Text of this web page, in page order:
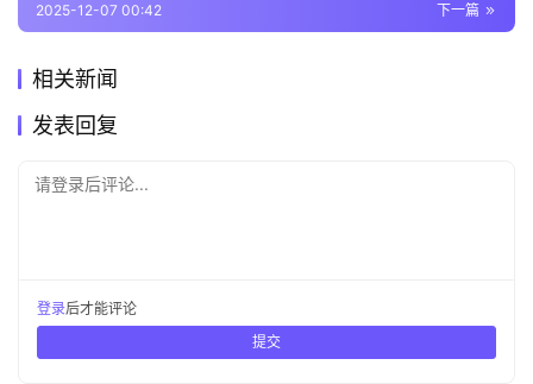
下一篇
2025-12-07 00:42
相关新闻
发表回复
请登录后评论...
登录后才能评论
提交